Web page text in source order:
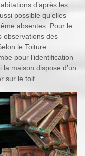
d’après les
possible qu’elles
absentes. Pour le
observations des
le Toiture
pour l’identification
maison dispose d’un
sur le toit.